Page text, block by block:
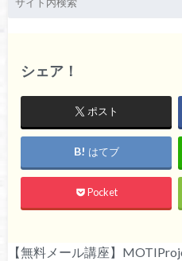
シェア！
ポスト
はてブ
Pocket
【無料メール講座】